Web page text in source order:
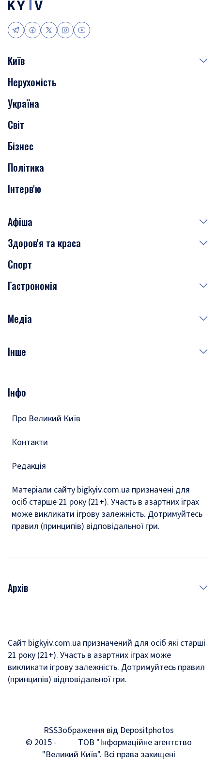
Київ
Події
Скандали
Нерухомість
Транспорт
Нерухомість
Україна
Світ
Бізнес
Політика
Інтерв'ю
Афіша
Сьогодні
Завтра
Субота
Здоров'я та краса
Медицина
Краса
Спорт
Гастрономія
Рецепти
Медіа
Фото
Подкасти
Інше
Тести
Інфо
Про Великий Київ
Контакти
Редакція
Матеріали сайту bigkyiv.com.ua призначені для
осіб старше 21 року (21+). Участь в азартних іграх
може викликати ігрову залежність. Дотримуйтесь
правил (принципів) відповідальної гри.
Архів
Комуналка
Хроніки війни
Мегаполіс
Київщина
Сайт bigkyiv.com.ua призначений для осіб які старші
21 року (21+). Участь в азартних іграх може
викликати ігрову залежність. Дотримуйтесь правил
(принципів) відповідальної гри.
RSSЗображення від Depositphotos
© 2015 -
ТОВ "Інформаційне агентство
"Великий Київ". Всі права захищені